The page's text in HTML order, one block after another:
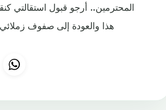
المحترمين.. أرجو قبول استقالتي
هذا والعودة إلى صفوف